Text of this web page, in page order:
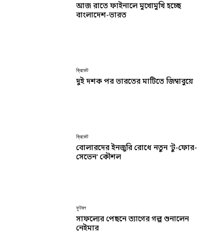
আজ রাতে ফাইনালে মুখোমুখি হচ্ছে
বাংলাদেশ-ভারত
ক্রিকেট
দুই দশক পর ভারতের মাটিতে জিম্বাবুয়ে
ক্রিকেট
বোলারদের ইনজুরি রোধে নতুন ‘টু-ফোর-
সেভেন’ কৌশল
ফুটবল
সাফল্যের পেছনে ত্যাগের গল্প শুনালেন
নেইমার